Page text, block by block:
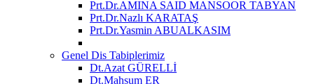
Prt.Dr.AMINA SAID MANSOOR TABYAN
Prt.Dr.Nazlı KARATAŞ
Prt.Dr.Yasmin ABUALKASIM
Genel Dis Tabiplerimiz
Dt.Azat GÜRELLİ
Dt.Mahsum ER